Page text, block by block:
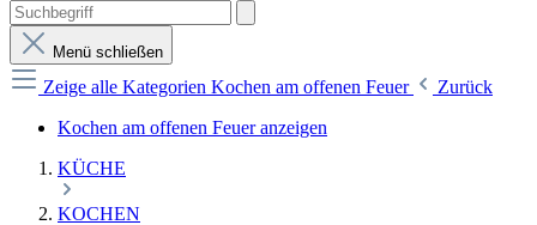
Menü schließen
Zeige alle Kategorien Kochen am offenen Feuer
Zurück
Kochen am offenen Feuer anzeigen
KÜCHE
KOCHEN